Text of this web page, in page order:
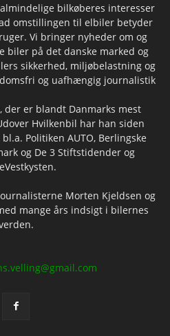
bilkøberes interesser
omstillingen til elbiler betyder
Vi bringer nyheder om og
biler på det danske marked og
sikkerhed, miljøbelastning og
og uafhængig journalistik
der er blandt Danmarks mest
Hvilkenbil har han siden
Politiken AUTO, Berlingske
og De 3 Stiftstidender og
Morten Kjeldsen og
mange års indsigt i bilernes